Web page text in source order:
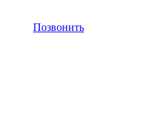
Позвонить